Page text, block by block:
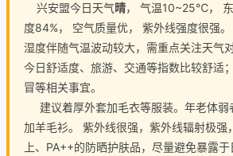
兴安盟今日天气晴， 气温10~25℃，
度84%， 空气质量优， 紫外线强度很强
湿度伴随气温波动较大，需重点关注天气
今日舒适度、旅游、交通等指数比较舒适
冒等相关事宜。
建议着厚外套加毛衣等服装。年老体弱
加羊毛衫。 紫外线很强，紫外线辐射极强
上、PA++的防晒护肤品，尽量避免暴露